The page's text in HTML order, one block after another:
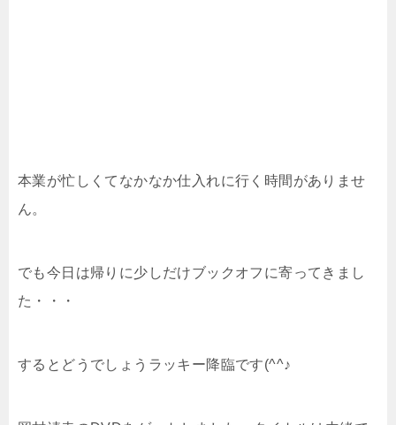
本業が忙しくてなかなか仕入れに行く時間がありませ
ん。
でも今日は帰りに少しだけブックオフに寄ってきまし
た・・・
するとどうでしょうラッキー降臨です(^^♪